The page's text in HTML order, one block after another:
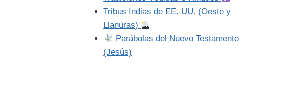
Tribus Indias de EE. UU. (Oeste y
Llanuras)
Parábolas del Nuevo Testamento
(Jesús)